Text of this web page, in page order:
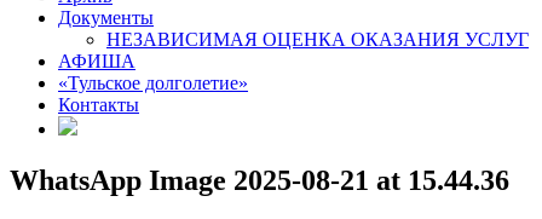
Документы
НЕЗАВИСИМАЯ ОЦЕНКА ОКАЗАНИЯ УСЛУГ
АФИША
«Тульское долголетие»
Контакты
WhatsApp Image 2025-08-21 at 15.44.36